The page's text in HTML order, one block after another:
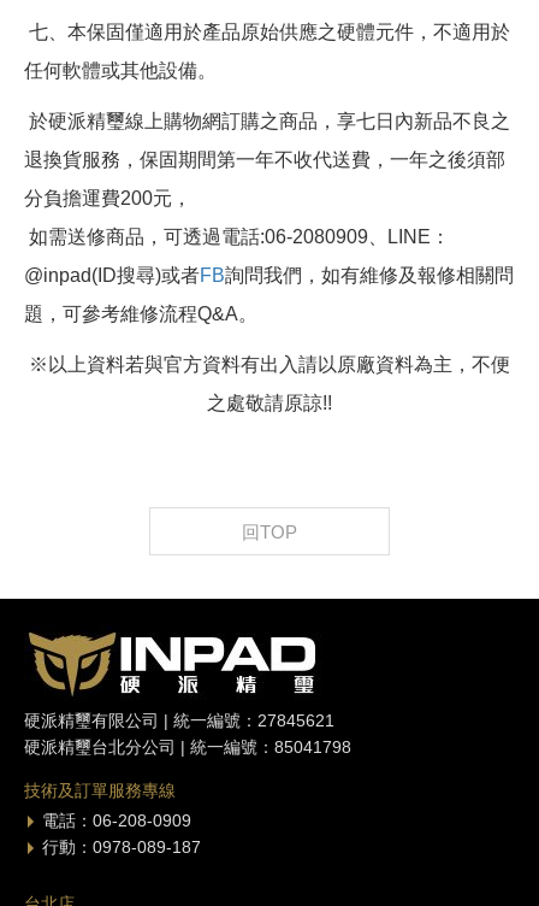
七、本保固僅適用於產品原始供應之硬體元件，不適用於
任何軟體或其他設備。
於硬派精璽線上購物網訂購之商品，享七日內新品不良之
退換貨服務，保固期間第一年不收代送費，一年之後須部
分負擔運費200元，
如需送修商品，可透過電話:06-2080909、LINE：
@inpad(ID搜尋)或者FB詢問我們，如有維修及報修相關問
題，可參考維修流程Q&A。
※以上資料若與官方資料有出入請以原廠資料為主，不便
之處敬請原諒!!
回TOP
硬派精璽有限公司 | 統一編號：27845621
硬派精璽台北分公司 | 統一編號：85041798
技術及訂單服務專線
電話：06-208-0909
行動：0978-089-187